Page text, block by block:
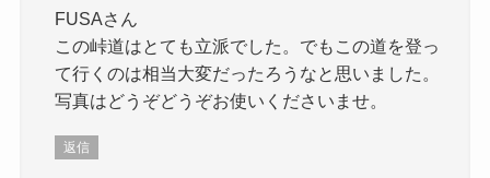
FUSAさん
この峠道はとても立派でした。でもこの道を登っ
て行くのは相当大変だったろうなと思いました。
写真はどうぞどうぞお使いくださいませ。
返信